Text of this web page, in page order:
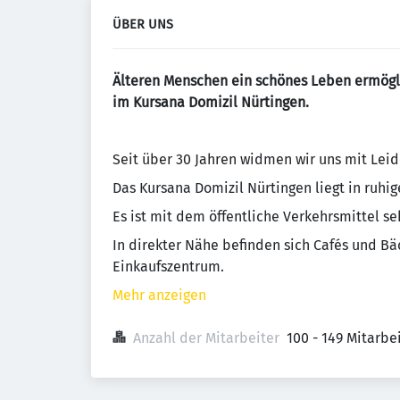
ÜBER UNS
Älteren Menschen ein schönes Leben
im Kursana Domizil Nürtingen.
Seit über 30 Jahren widmen wir uns mit
Das Kursana Domizil Nürtingen liegt in
Es ist mit dem öffentliche Verkehrsmittel
In direkter Nähe befinden sich Cafés und
Einkaufszentrum.
Mehr anzeigen
Anzahl der Mitarbeiter 100 - 149